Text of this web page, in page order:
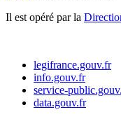
Il est opéré par la
legifrance.gouv.fr
info.gouv.fr
service-
data.gouv.fr